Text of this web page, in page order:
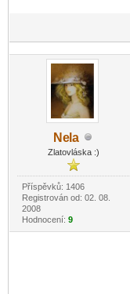
Nela
Zlatovláska :)
Příspěvků: 1406
Registrován od: 02. 08.
2008
Hodnocení: 9